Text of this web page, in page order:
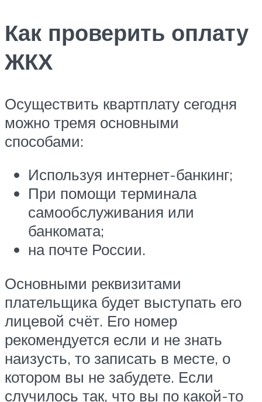
Как проверить оплату
ЖКХ
Осуществить квартплату сегодня
можно тремя основными
способами:
Используя интернет-банкинг;
При помощи терминала
самообслуживания или
банкомата;
на почте России.
Основными реквизитами
плательщика будет выступать его
лицевой счёт. Его номер
рекомендуется если и не знать
наизусть, то записать в месте, о
котором вы не забудете. Если
случилось так, что вы по какой-то